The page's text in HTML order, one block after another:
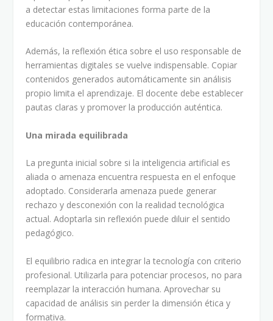
a detectar estas limitaciones forma parte de la
educación contemporánea.
Además, la reflexión ética sobre el uso responsable de
herramientas digitales se vuelve indispensable. Copiar
contenidos generados automáticamente sin análisis
propio limita el aprendizaje. El docente debe establecer
pautas claras y promover la producción auténtica.
Una mirada equilibrada
La pregunta inicial sobre si la inteligencia artificial es
aliada o amenaza encuentra respuesta en el enfoque
adoptado. Considerarla amenaza puede generar
rechazo y desconexión con la realidad tecnológica
actual. Adoptarla sin reflexión puede diluir el sentido
pedagógico.
El equilibrio radica en integrar la tecnología con criterio
profesional. Utilizarla para potenciar procesos, no para
reemplazar la interacción humana. Aprovechar su
capacidad de análisis sin perder la dimensión ética y
formativa.